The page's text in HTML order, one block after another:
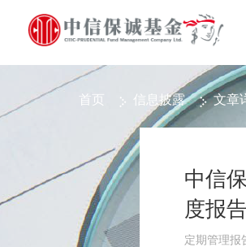
首页 信息披露 文章
中信
度报告
定期管理报